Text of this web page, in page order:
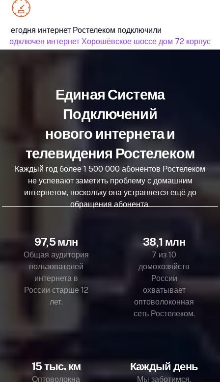
Сегодня интернет Ростелеком подключили
подключен интернет Хорошёвское шоссе дом 72 корпус 1
Единая Система
Подключений
нового интернета и
телевидения Ростелеком
Каждый год более 1 500 000 абонентов Ростелеком
не успевают заметить проблему с домашним
интернетом, поскольку она устраняется ещё до
обращения абонента.
97,5 млн
Общая аудитория
пользователей
интернета в
России старше 12
лет.
38,1 млн
7 из 10
домохозяйств
России
охватывает
оптоволоконная
сеть Ростелеком.
15 тыс. км
Оптоволокна
Каждый день
Мы заботимся,